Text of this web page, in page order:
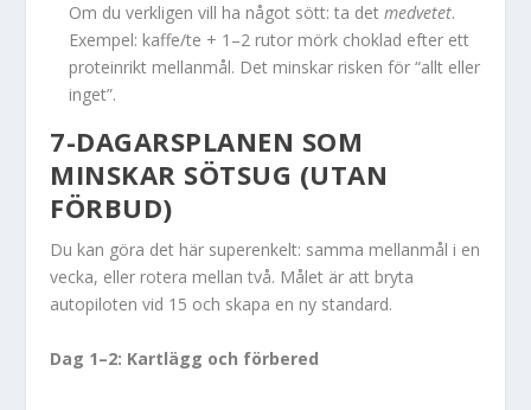
Om du verkligen vill ha något sött: ta detmedvetet.
Exempel: kaffe/te + 1–2 rutor mörk choklad efter ett
proteinrikt mellanmål. Det minskar risken för “allt eller
inget”.
7-DAGARSPLANEN SOM
MINSKAR SÖTSUG (UTAN
FÖRBUD)
Du kan göra det här superenkelt: samma mellanmål i en
vecka, eller rotera mellan två. Målet är att bryta
autopiloten vid 15 och skapa en ny standard.
Dag 1–2: Kartlägg och förbered